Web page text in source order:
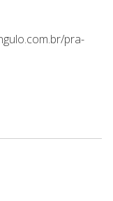
pra-